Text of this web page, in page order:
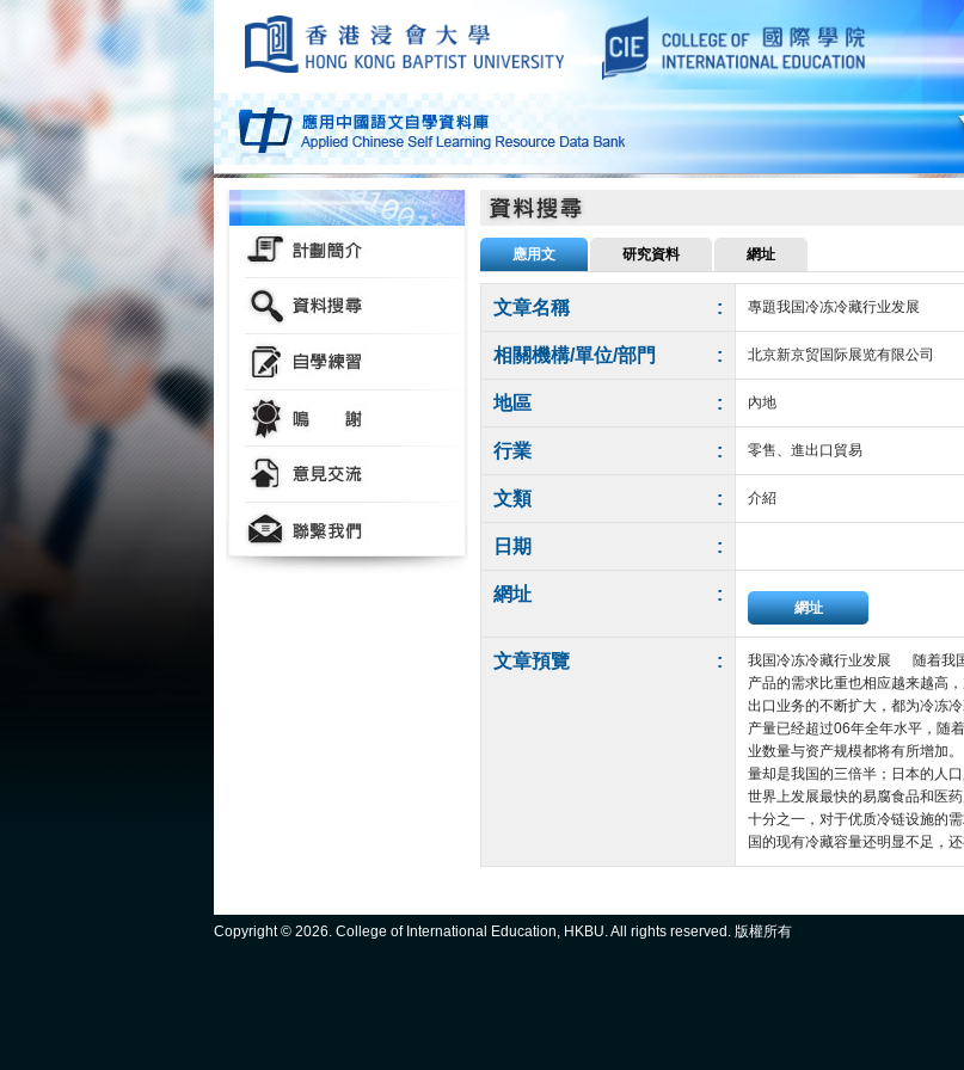
應用文 研究資料 網址
文章名稱 : 專題我国冷冻冷藏行业发展
相關機構/單位/部門 : 北京新京贸国际展览有限公司
地區 : 內地
行業 : 零售、進出口貿易
文類 : 介紹
日期 :
網址 :
網址
文章預覽 :
我国冷冻冷藏行业发展 随着我
产品的需求比重也相应越来越高
出口业务的不断扩大，都为冷冻
产量已经超过06年全年水平，随
业数量与资产规模都将有所增加
量却是我国的三倍半；日本的人
世界上发展最快的易腐食品和医
十分之一，对于优质冷链设施的
国的现有冷藏容量还明显不足，
Copyright © 2026. College of International Education, HKBU. All rights reserved. 版權所有